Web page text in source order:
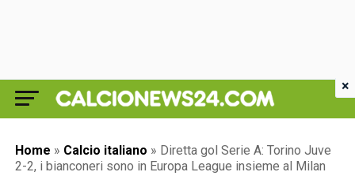
Home » Calcio italiano » Diretta gol Serie A: Torino Juve
2-2, i bianconeri sono in Europa League insieme al Milan
×